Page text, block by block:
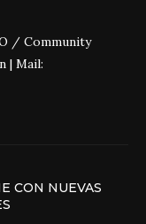
/ Community
| Mail:
CON NUEVAS